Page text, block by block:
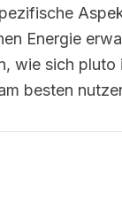
Energie
wie sich
besten